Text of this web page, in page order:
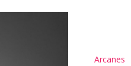
Arcanes